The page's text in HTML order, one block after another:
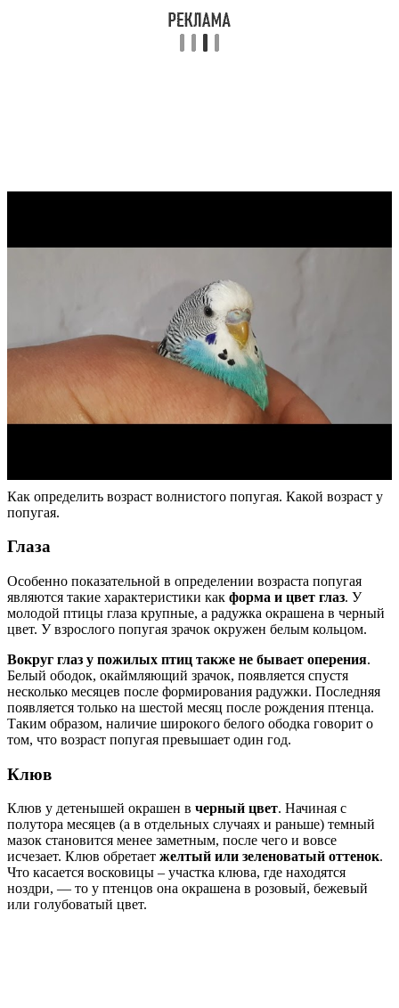
Как определить возраст волнистого попугая. Какой возраст у
попугая.
Глаза
Особенно показательной в определении возраста попугая
являются такие характеристики как форма и цвет глаз. У
молодой птицы глаза крупные, а радужка окрашена в черный
цвет. У взрослого попугая зрачок окружен белым кольцом.
Вокруг глаз у пожилых птиц также не бывает оперения.
Белый ободок, окаймляющий зрачок, появляется спустя
несколько месяцев после формирования радужки. Последняя
появляется только на шестой месяц после рождения птенца.
Таким образом, наличие широкого белого ободка говорит о
том, что возраст попугая превышает один год.
Клюв
Клюв у детенышей окрашен в черный цвет. Начиная с
полутора месяцев (а в отдельных случаях и раньше) темный
мазок становится менее заметным, после чего и вовсе
исчезает. Клюв обретает желтый или зеленоватый оттенок.
Что касается восковицы – участка клюва, где находятся
ноздри, — то у птенцов она окрашена в розовый, бежевый
или голубоватый цвет.